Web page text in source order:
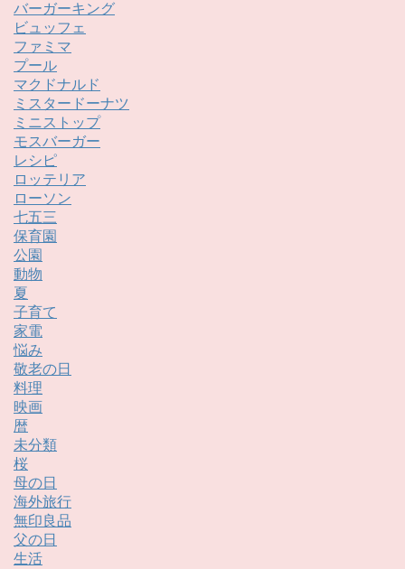
バーガーキング
ビュッフェ
ファミマ
プール
マクドナルド
ミスタードーナツ
ミニストップ
モスバーガー
レシピ
ロッテリア
ローソン
七五三
保育園
公園
動物
夏
子育て
家電
悩み
敬老の日
料理
映画
暦
未分類
桜
母の日
海外旅行
無印良品
父の日
生活